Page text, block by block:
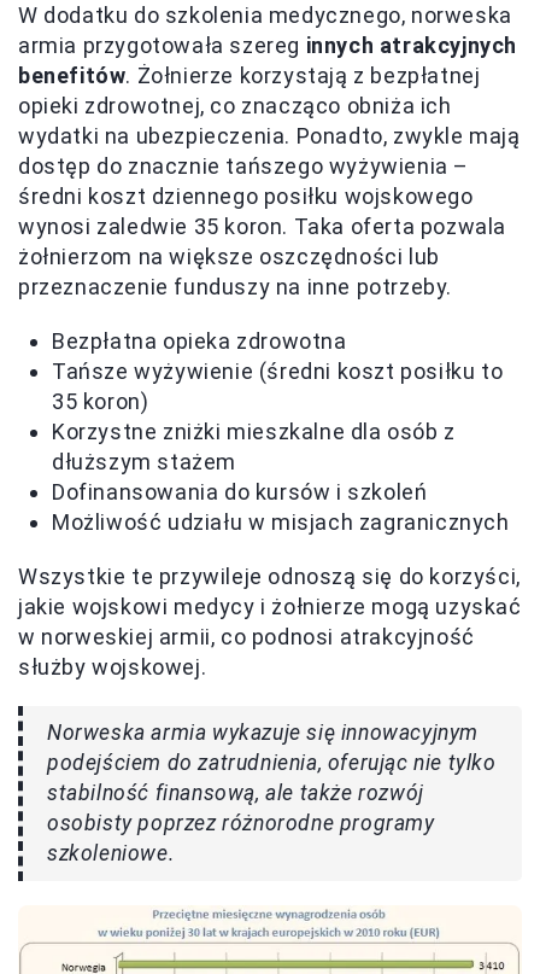
W dodatku do szkolenia medycznego, norweska
armia przygotowała szereg innych atrakcyjnych
benefitów. Żołnierze korzystają z bezpłatnej
opieki zdrowotnej, co znacząco obniża ich
wydatki na ubezpieczenia. Ponadto, zwykle mają
dostęp do znacznie tańszego wyżywienia –
średni koszt dziennego posiłku wojskowego
wynosi zaledwie 35 koron. Taka oferta pozwala
żołnierzom na większe oszczędności lub
przeznaczenie funduszy na inne potrzeby.
Bezpłatna opieka zdrowotna
Tańsze wyżywienie (średni koszt posiłku to
35 koron)
Korzystne zniżki mieszkalne dla osób z
dłuższym stażem
Dofinansowania do kursów i szkoleń
Możliwość udziału w misjach zagranicznych
Wszystkie te przywileje odnoszą się do korzyści,
jakie wojskowi medycy i żołnierze mogą uzyskać
w norweskiej armii, co podnosi atrakcyjność
służby wojskowej.
Norweska armia wykazuje się innowacyjnym
podejściem do zatrudnienia, oferując nie tylko
stabilność finansową, ale także rozwój
osobisty poprzez różnorodne programy
szkoleniowe.